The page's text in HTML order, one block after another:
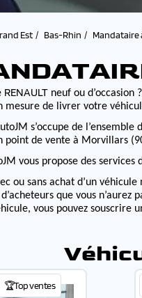
Est Bas-Rhin Mandataire
RENAULT neuf ou d’occasion
mesure de livrer votre
s’occupe de
point de vente à Morvillars
vous propose des services
ou sans achat d’un
que vous n’aurez
vous pouvez souscrire
🏆Top ventes